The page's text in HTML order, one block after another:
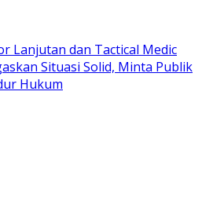
Lanjutan dan Tactical Medic
Situasi Solid, Minta Publik
Hukum